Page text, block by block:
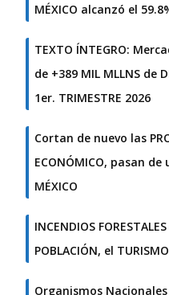
MÉXICO alcanzó el
TEXTO ÍNTEGRO:
de +389 MIL MLLNS de
1er. TRIMESTRE 2026
Cortan de nuevo las
ECONÓMICO, pasan
MÉXICO
INCENDIOS
POBLACIÓN, el
Organismos